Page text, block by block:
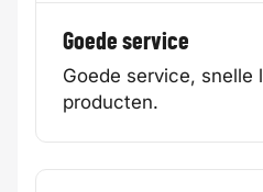
Goede service
Goede service, snelle
producten.